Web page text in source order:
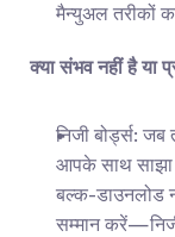
मैन्युअल तरीकों
क्या संभव नहीं है या
निजी बोर्ड्स:
आपके साथ साझा
बल्क-डाउनलोड
सम्मान करें—निजी